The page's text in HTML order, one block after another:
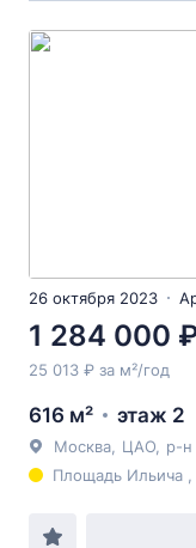
26 октября 2023
1 284 000
25 013 ₽ за м²/год
616 м² этаж 2
Москва ЦАО р-н
Площадь Ильича